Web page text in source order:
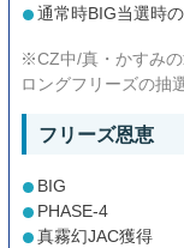
通常時BIG当選時
※CZ中/真・かすみ
ロングフリーズの抽
フリーズ恩恵
BIG
PHASE-4
真霧幻JAC獲得